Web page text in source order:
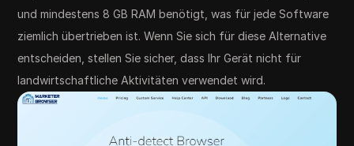
und mindestens 8 GB RAM benötigt, was für jede Software
ziemlich übertrieben ist. Wenn Sie sich für diese Alternative
entscheiden, stellen Sie sicher, dass Ihr Gerät nicht für
landwirtschaftliche Aktivitäten verwendet wird.